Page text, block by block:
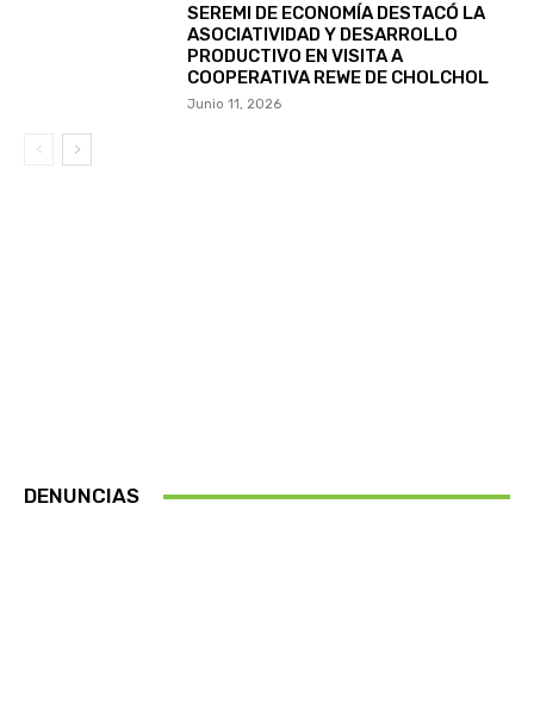
SEREMI DE ECONOMÍA DESTACÓ LA
ASOCIATIVIDAD Y DESARROLLO
PRODUCTIVO EN VISITA A
COOPERATIVA REWE DE CHOLCHOL
Junio 11, 2026
DENUNCIAS